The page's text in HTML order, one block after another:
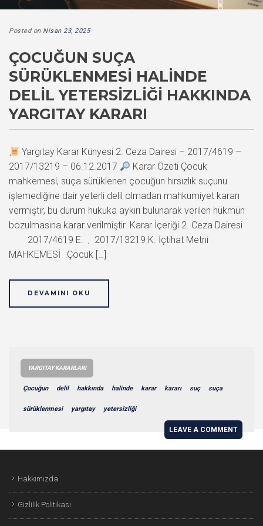
Posted on Nisan 23, 2025
ÇOCUĞUN SUÇA
SÜRÜKLENMESI HALINDE
DELIL YETERSIZLIĞI HAKKINDA
YARGITAY KARARI
Yargıtay Karar Künyesi 2. Ceza Dairesi – 2017/4619 –
2017/13219 – 06.12.2017
Karar Özeti Çocuk
mahkemesi, suça sürüklenen çocuğun hırsızlık suçunu
işlemediğine dair yeterli delil olmadan mahkumiyet kararı
vermiştir, bu durum hukuka aykırı bulunarak verilen hükmün
bozulmasına karar verilmiştir. Karar İçeriği 2. Ceza Dairesi
2017/4619 E. , 2017/13219 K. İçtihat Metni
MAHKEMESİ :Çocuk […]
DEVAMINI OKU
YARGITAY KARARLARI
Çocuğun delil hakkında halinde karar kararı suç suça
sürüklenmesi yargıtay yetersizliği
LEAVE A COMMENT
Hakkımızda
Gizlilik Politikası